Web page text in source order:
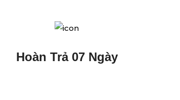
Hoàn Trả 07 Ngày